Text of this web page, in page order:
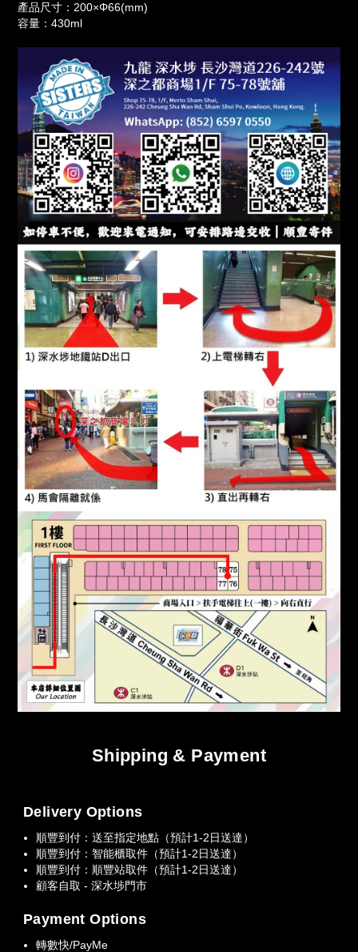
產品尺寸：200×Φ66(mm)
容量：430ml
Shipping & Payment
Delivery Options
順豐到付：送至指定地點（預計1-2日送達）
順豐到付：智能櫃取件（預計1-2日送達）
順豐到付：順豐站取件（預計1-2日送達）
顧客自取 - 深水埗門市
Payment Options
轉數快/PayMe